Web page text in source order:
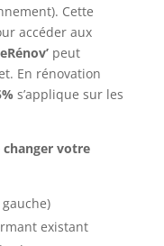
Cette
accéder aux
peut
En rénovation
s’applique sur les
votre
existant